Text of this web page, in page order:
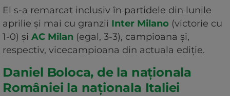
El s-a remarcat inclusiv în partidele din lunile
aprilie și mai cu granzii Inter Milano (victorie cu
1-0) și AC Milan (egal, 3-3), campioana și,
respectiv, vicecampioana din actuala ediție.
Daniel Boloca, de la naționala
României la naționala Italiei